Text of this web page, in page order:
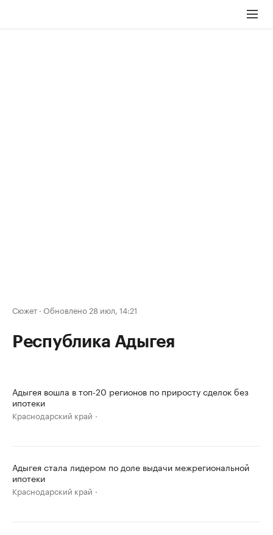
Сюжет · Обновлено 28 июл, 14:21
Республика Адыгея
Адыгея вошла в топ-20 регионов по приросту сделок без
ипотеки
Краснодарский край
Адыгея стала лидером по доле выдачи межрегиональной
ипотеки
Краснодарский край